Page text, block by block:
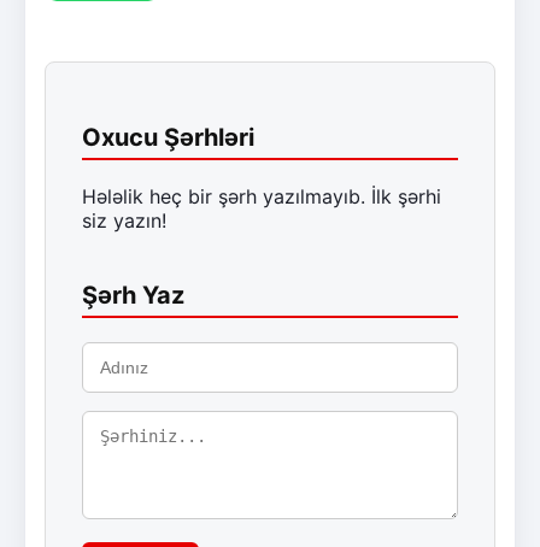
Oxucu Şərhləri
Hələlik heç bir şərh yazılmayıb. İlk şərhi
siz yazın!
Şərh Yaz